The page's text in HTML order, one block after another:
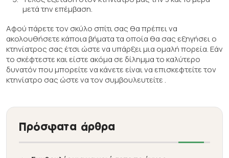
μετά την επέμβαση.
Αφού πάρετε τον σκύλο σπίτι σας θα πρέπει να
ακολουθήσετε κάποια βήματα τα οποία θα σας εξηγήσει ο
κτηνίατρος σας έτσι ώστε να υπάρξει μια ομαλή πορεία. Εάν
το σκέφτεστε και είστε ακόμα σε δίλημμα το καλύτερο
δυνατόν που μπορείτε να κάνετε είναι να επισκεφτείτε τον
κτηνίατρο σας ώστε να τον συμβουλευτείτε .
Πρόσφατα άρθρα